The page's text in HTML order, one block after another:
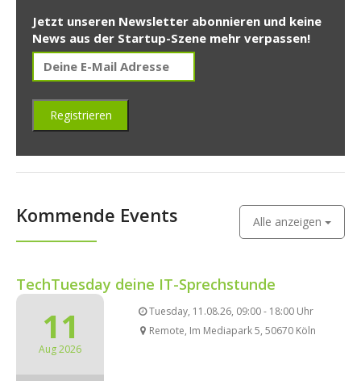
Jetzt unseren Newsletter abonnieren und keine
News aus der Startup-Szene mehr verpassen!
Kommende Events Alle anzeigen
TechTuesday deine IT-Sprechstunde
11
Aug 2026
Tuesday, 11.08.26, 09:00 - 18:00 Uhr
Remote, Im Mediapark 5, 50670 Köln